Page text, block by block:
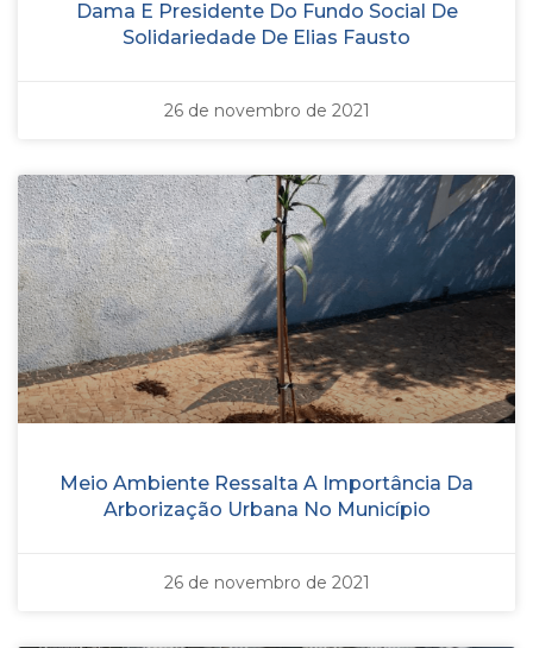
Dama E Presidente Do Fundo Social De
Solidariedade De Elias Fausto
26 de novembro de 2021
Meio Ambiente Ressalta A Importância Da
Arborização Urbana No Município
26 de novembro de 2021